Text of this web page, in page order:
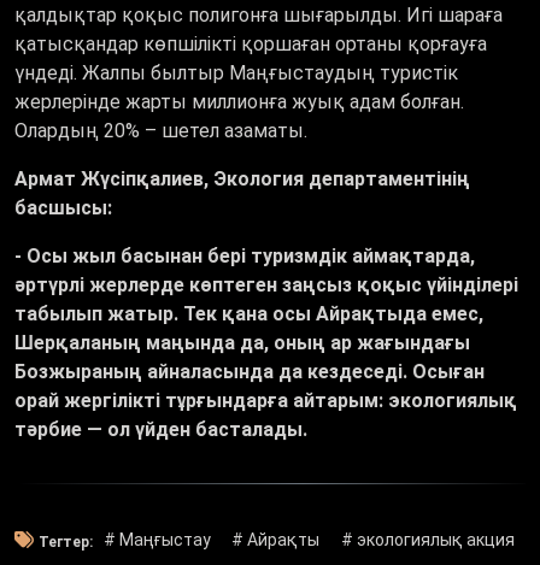
қалдықтар қоқыс полигонға шығарылды. Игі шараға
қатысқандар көпшілікті қоршаған ортаны қорғауға
үндеді. Жалпы былтыр Маңғыстаудың туристік
жерлерінде жарты миллионға жуық адам болған.
Олардың 20% – шетел азаматы.
Армат Жүсіпқалиев, Экология департаментінің
басшысы:
- Осы жыл басынан бері туризмдік аймақтарда,
әртүрлі жерлерде көптеген заңсыз қоқыс үйінділері
табылып жатыр. Тек қана осы Айрақтыда емес,
Шерқаланың маңында да, оның ар жағындағы
Бозжыраның айналасында да кездеседі. Осыған
орай жергілікті тұрғындарға айтарым: экологиялық
тәрбие — ол үйден басталады.
Тегтер: # Маңғыстау # Айрақты
# экологиялық акция